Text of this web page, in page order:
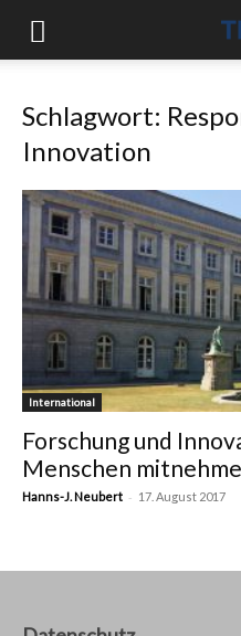
Schlagwort:
Innovation
International
Forschung und
Menschen
Hanns-J. Neubert - 17. August 2017